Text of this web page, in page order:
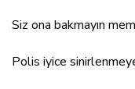
Siz ona bakmayın
Polis iyice